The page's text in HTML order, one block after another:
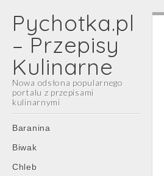
Pychotka.pl
– Przepisy
Kulinarne
Nowa odsłona popularnego
portalu z przepisami
kulinarnymi
Main
menu
Skip
content
Baranina
Biwak
Chleb